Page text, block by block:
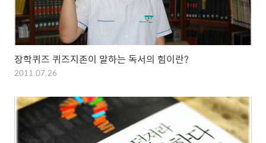
장학퀴즈 퀴즈지존이 말하는 독서의 힘이란?
2011.07.26